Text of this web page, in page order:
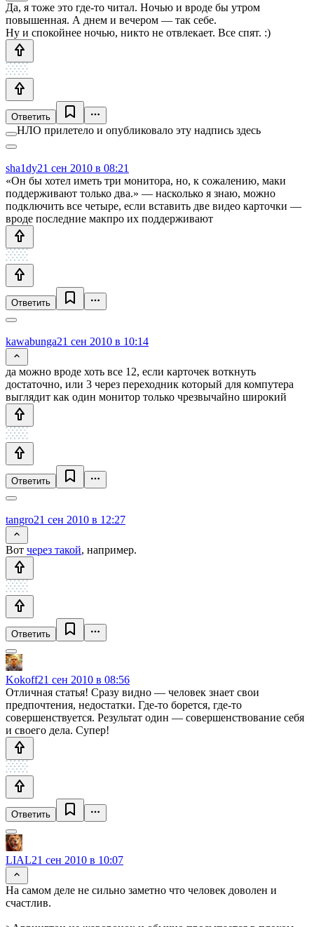
Да, я тоже это где-то читал. Ночью и вроде бы утром
повышенная. А днем и вечером — так себе.
Ну и спокойнее ночью, никто не отвлекает. Все спят. :)
Ответить
НЛО прилетело и опубликовало эту надпись здесь
sha1dy21 сен 2010 в 08:21
«Он бы хотел иметь три монитора, но, к сожалению, маки
поддерживают только два.» — насколько я знаю, можно
подключить все четыре, если вставить две видео карточки —
вроде последние макпро их поддерживают
Ответить
kawabunga21 сен 2010 в 10:14
да можно вроде хоть все 12, если карточек воткнуть
достаточно, или 3 через переходник который для компутера
выглядит как один монитор только чрезвычайно широкий
Ответить
tangro21 сен 2010 в 12:27
Вот через такой, например.
Ответить
Kokoff21 сен 2010 в 08:56
Отличная статья! Сразу видно — человек знает свои
предпочтения, недостатки. Где-то борется, где-то
совершенствуется. Результат один — совершенствование себя
и своего дела. Супер!
Ответить
LIAL21 сен 2010 в 10:07
На самом деле не сильно заметно что человек доволен и
счастлив.